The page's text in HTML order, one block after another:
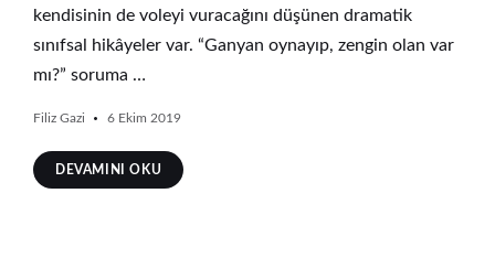
kendisinin de voleyi vuracağını düşünen dramatik
sınıfsal hikâyeler var. “Ganyan oynayıp, zengin olan var
mı?” soruma …
Filiz Gazi 6 Ekim 2019
DEVAMINI OKU